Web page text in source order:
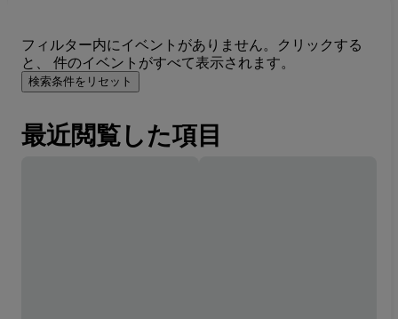
フィルター内にイベントがありません。クリックする
と、 件のイベントがすべて表示されます。
検索条件をリセット
最近閲覧した項目